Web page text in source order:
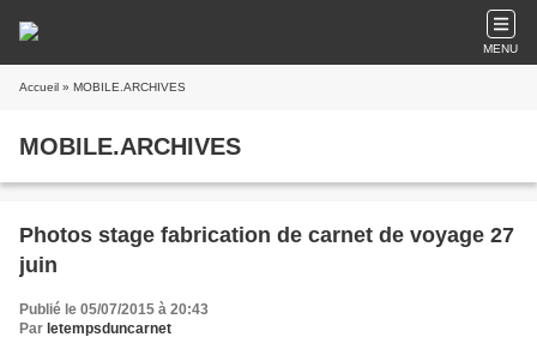
MENU
Accueil » MOBILE.ARCHIVES
MOBILE.ARCHIVES
Photos stage fabrication de carnet de voyage 27
juin
Publié le 05/07/2015 à 20:43
Par letempsduncarnet